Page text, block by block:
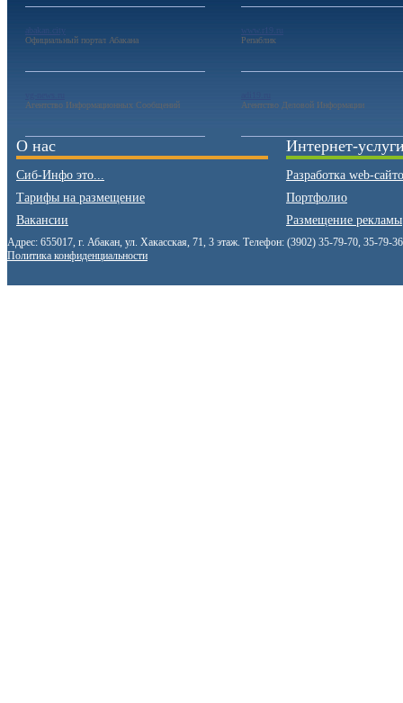
Официальный портал Абакана
Репаблик
Агентство Информационных Сообщений
Агентство Деловой Информации
О нас
Сиб-Инфо это...
Тарифы на размещение
Вакансии
Интернет-
Разработка web-
Портфолио
Размещение рекламы
Адрес: 655017, г. Абакан, ул. Хакасская, 71, 3 этаж. Телефон: (3902) 35-79-70, 35-79-
Политика конфиденциальности